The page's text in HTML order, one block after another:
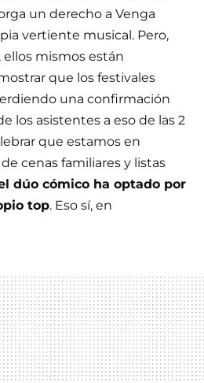
un derecho a Venga
vertiente musical. Pero,
ellos mismos están
que los festivales
una confirmación
los asistentes a eso de las 2
que estamos en
cenas familiares y listas
dúo cómico ha optado por
top. Eso sí, en